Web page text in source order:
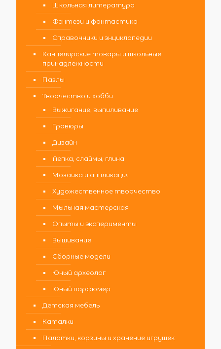
Школьная литература
Фэнтези и фантастика
Справочники и энциклопедии
Канцелярские товары и школьные
принадлежности
Пазлы
Творчество и хобби
Выжигание, выпиливание
Гравюры
Дизайн
Лепка, слаймы, глина
Мозаика и аппликация
Художественное творчество
Мыльная мастерская
Опыты и эксперименты
Вышивание
Сборные модели
Юный археолог
Юный парфюмер
Детская мебель
Каталки
Палатки, корзины и хранение игрушек